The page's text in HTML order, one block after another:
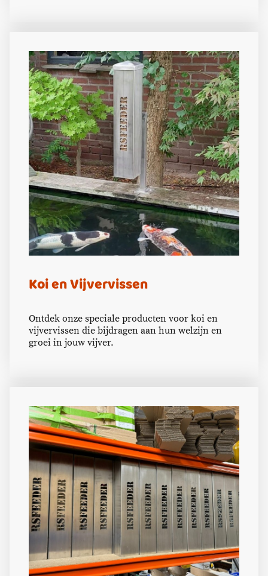
Koi en Vijvervissen
Ontdek onze speciale producten voor koi en
vijvervissen die bijdragen aan hun welzijn en
groei in jouw vijver.